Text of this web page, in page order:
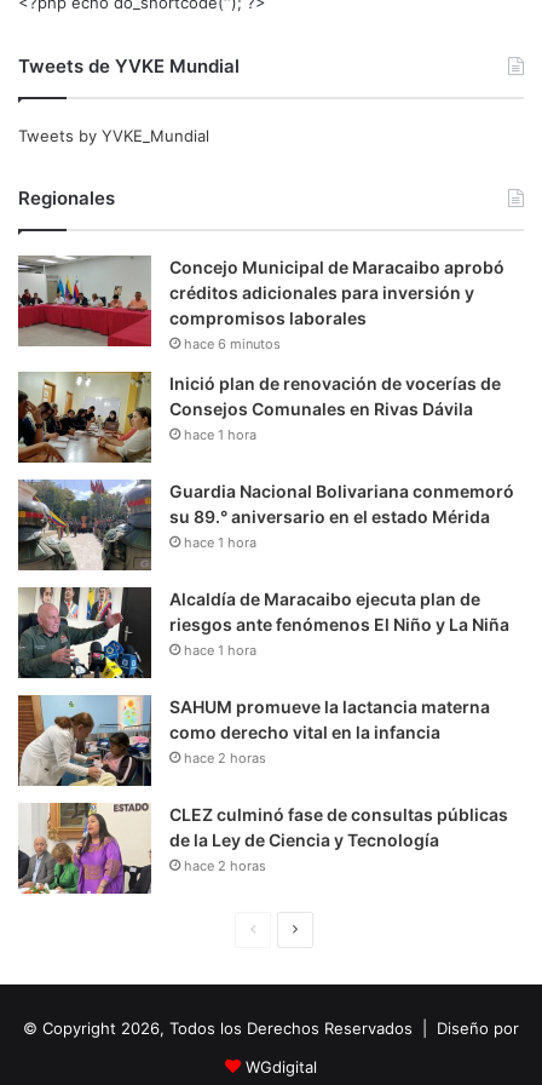
Tweets de YVKE Mundial
Tweets by YVKE_Mundial
Regionales
Concejo Municipal de Maracaibo aprobó
créditos adicionales para inversión y
compromisos laborales
hace 6 minutos
Inició plan de renovación de vocerías de
Consejos Comunales en Rivas Dávila
hace 1 hora
Guardia Nacional Bolivariana conmemoró
su 89.° aniversario en el estado Mérida
hace 1 hora
Alcaldía de Maracaibo ejecuta plan de
riesgos ante fenómenos El Niño y La Niña
hace 1 hora
SAHUM promueve la lactancia materna
como derecho vital en la infancia
hace 2 horas
CLEZ culminó fase de consultas públicas
de la Ley de Ciencia y Tecnología
hace 2 horas
i
n
u
i
© Copyright 2026, Todos los Derechos Reservados | Diseño por
WGdigital